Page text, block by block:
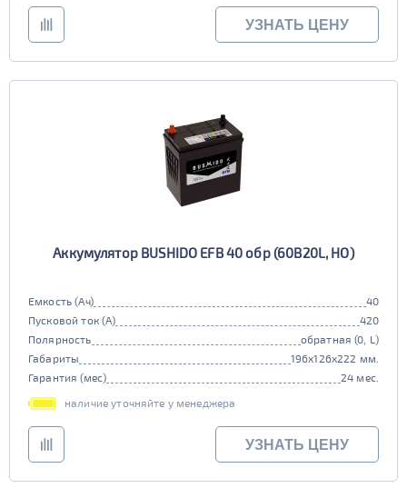
УЗНАТЬ ЦЕНУ
Аккумулятор BUSHIDO EFB 40 обр (60B20L, HO)
Емкость (Ач)
40
Пусковой ток (А)
420
Полярность
обратная (0, L)
Габариты
196x126x222 мм.
Гарантия (мес)
24 мес.
наличие уточняйте у менеджера
УЗНАТЬ ЦЕНУ